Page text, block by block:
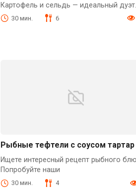
Картофель и сельдь — идеальный дуэт.
30 мин. 6
Рыбные тефтели с соусом тартар
Ищете интересный рецепт рыбного
Попробуйте наши
30 мин. 4